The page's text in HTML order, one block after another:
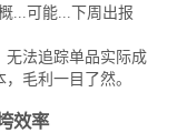
...可能...下周出报
无法追踪单品实际成
毛利一目了然。
效率